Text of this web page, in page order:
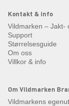
Kontakt & info
Vildmarken – Jakt-
Support
Størrelsesguide
Om oss
Villkor & info
Om Vildmarken
Vildmarkens